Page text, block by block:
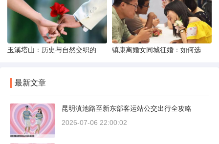
最新文章
昆明滇池路至新东部客运站公交出行全攻略
2026-07-06 22:00:02